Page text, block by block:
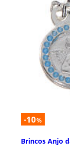
-10%
Brincos Anjo